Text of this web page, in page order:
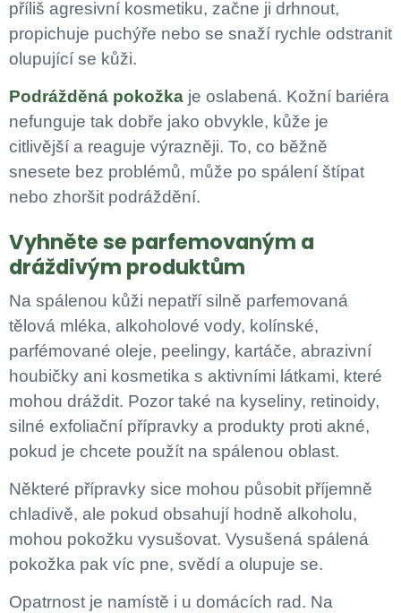
příliš agresivní kosmetiku, začne ji drhnout,
propichuje puchýře nebo se snaží rychle odstranit
olupující se kůži.
Podrážděná pokožka je oslabená. Kožní bariéra
nefunguje tak dobře jako obvykle, kůže je
citlivější a reaguje výrazněji. To, co běžně
snesete bez problémů, může po spálení štípat
nebo zhoršit podráždění.
Vyhněte se parfemovaným a
dráždivým produktům
Na spálenou kůži nepatří silně parfemovaná
tělová mléka, alkoholové vody, kolínské,
parfémované oleje, peelingy, kartáče, abrazivní
houbičky ani kosmetika s aktivními látkami, které
mohou dráždit. Pozor také na kyseliny, retinoidy,
silné exfoliační přípravky a produkty proti akné,
pokud je chcete použít na spálenou oblast.
Některé přípravky sice mohou působit příjemně
chladivě, ale pokud obsahují hodně alkoholu,
mohou pokožku vysušovat. Vysušená spálená
pokožka pak víc pne, svědí a olupuje se.
Opatrnost je namístě i u domácích rad. Na